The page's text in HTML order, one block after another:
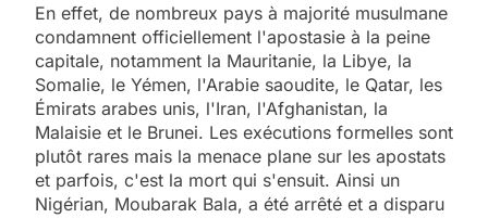
En effet, de nombreux pays à majorité musulmane
condamnent officiellement l'apostasie à la peine
capitale, notamment la Mauritanie, la Libye, la
Somalie, le Yémen, l'Arabie saoudite, le Qatar, les
Émirats arabes unis, l'Iran, l'Afghanistan, la
Malaisie et le Brunei. Les exécutions formelles sont
plutôt rares mais la menace plane sur les apostats
et parfois, c'est la mort qui s'ensuit. Ainsi un
Nigérian, Moubarak Bala, a été arrêté et a disparu